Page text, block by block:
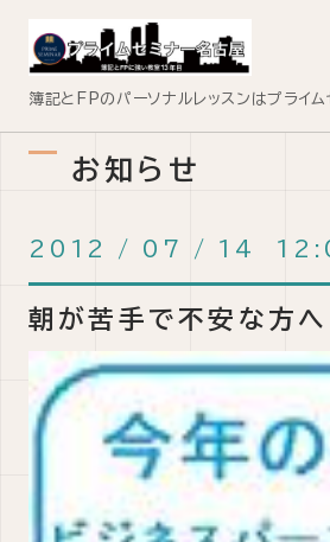
簿記とFPのパーソナルレッスンはプライム
お知らせ
2012 / 07 / 14
朝が苦手で不安な方へ